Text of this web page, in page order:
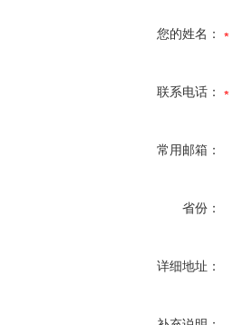
您的姓名：
联系电话：
常用邮箱：
省份：
详细地址：